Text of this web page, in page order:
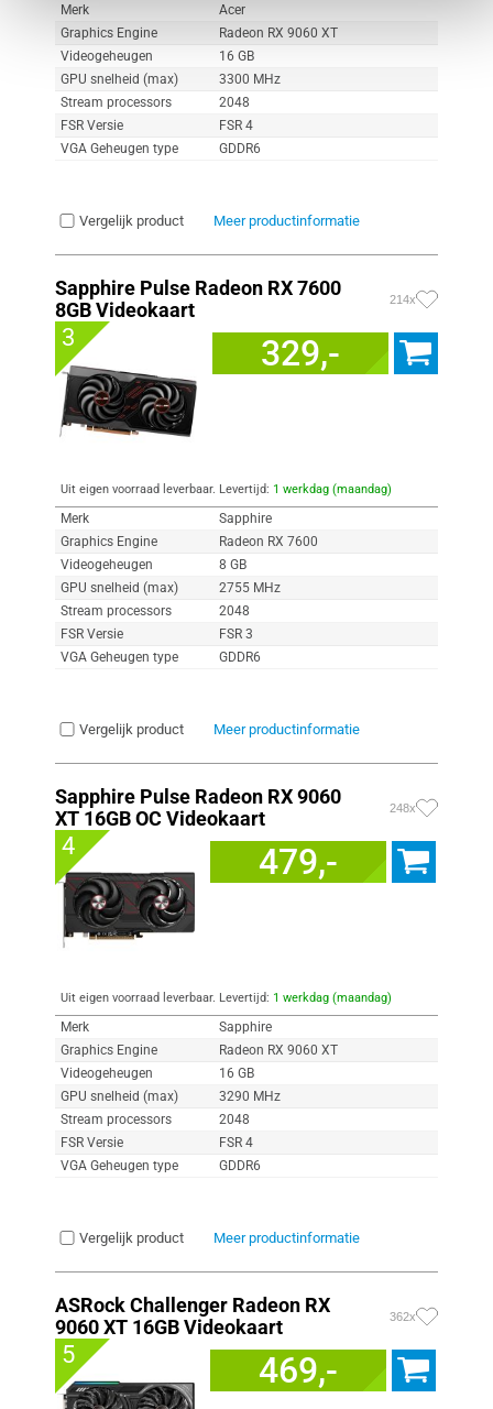
Merk
Acer
Graphics Engine
Radeon RX 9060 XT
Videogeheugen
16 GB
GPU snelheid (max)
3300 MHz
Stream processors
2048
FSR Versie
FSR 4
VGA Geheugen type
GDDR6
Vergelijk product Meer productinformatie
Sapphire Pulse Radeon RX 7600
8GB Videokaart
214x
3 329,-
Uit eigen voorraad leverbaar. Levertijd: 1 werkdag (maandag)
Merk
Sapphire
Graphics Engine
Radeon RX 7600
Videogeheugen
8 GB
GPU snelheid (max)
2755 MHz
Stream processors
2048
FSR Versie
FSR 3
VGA Geheugen type
GDDR6
Vergelijk product Meer productinformatie
Sapphire Pulse Radeon RX 9060
XT 16GB OC Videokaart
248x
4 479,-
Uit eigen voorraad leverbaar. Levertijd: 1 werkdag (maandag)
Merk
Sapphire
Graphics Engine
Radeon RX 9060 XT
Videogeheugen
16 GB
GPU snelheid (max)
3290 MHz
Stream processors
2048
FSR Versie
FSR 4
VGA Geheugen type
GDDR6
Vergelijk product Meer productinformatie
ASRock Challenger Radeon RX
9060 XT 16GB Videokaart
362x
5 469,-